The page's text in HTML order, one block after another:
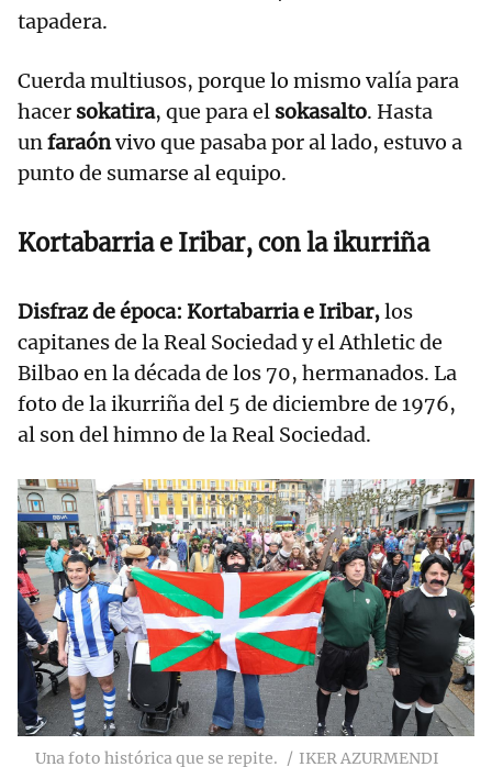
tapadera.
Cuerda multiusos, porque lo mismo valía para
hacer sokatira, que para el sokasalto. Hasta
unfaraónvivo que pasaba por al lado, estuvo a
punto de sumarse al equipo.
Kortabarria e Iribar, con la ikurriña
Disfraz de época: Kortabarria e Iribar,los
capitanes de la Real Sociedad y el Athletic de
Bilbao en la década de los 70, hermanados. La
foto de la ikurriña del 5 de diciembre de 1976,
al son del himno de la Real Sociedad.
Una foto histórica que se repite. IKER AZURMENDI